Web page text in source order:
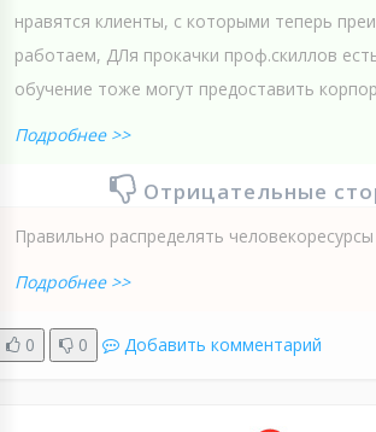
нравятся клиенты, с которыми теперь
работаем, ДЛя прокачки проф.скиллов
обучение тоже могут предоставить
Подробнее >>
Отрицательные
Правильно распределять
Подробнее >>
0 0 Добавить комментарий